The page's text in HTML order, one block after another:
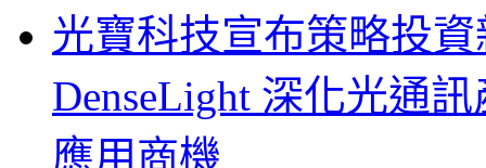
光寶科技宣布策略投
DenseLight 深化光通
應用商機